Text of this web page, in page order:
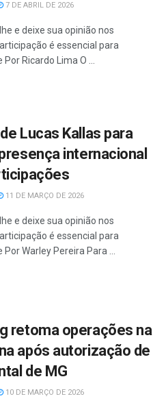
7 DE ABRIL DE 2026
e deixe sua opinião nos
é essencial para
Ricardo Lima O ...
Lucas Kallas para
internacional
11 DE MARÇO DE 2026
e deixe sua opinião nos
é essencial para
Warley Pereira Para ...
retoma operações na
após autorização de
de MG
10 DE MARÇO DE 2026